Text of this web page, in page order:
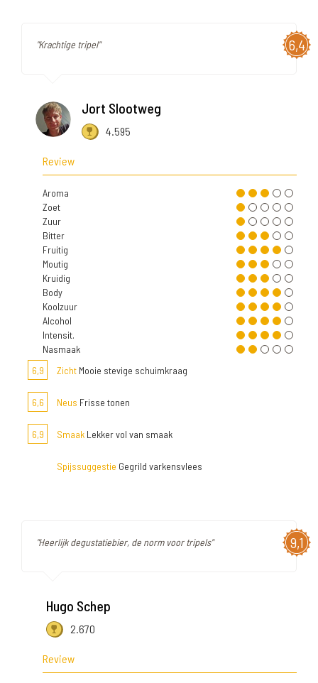
6,4
"Krachtige tripel"
Jort Slootweg
4.595
Review
Aroma
Zoet
Zuur
Bitter
Fruitig
Moutig
Kruidig
Body
Koolzuur
Alcohol
Intensit.
Nasmaak
6,9
Zicht Mooie stevige schuimkraag
6,6 Neus Frisse tonen
6,9 Smaak Lekker vol van smaak
Spijssuggestie Gegrild varkensvlees
9,1
"Heerlijk degustatiebier, de norm voor tripels"
Hugo Schep
2.670
Review